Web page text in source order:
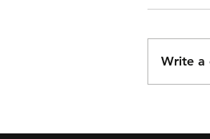
Write a